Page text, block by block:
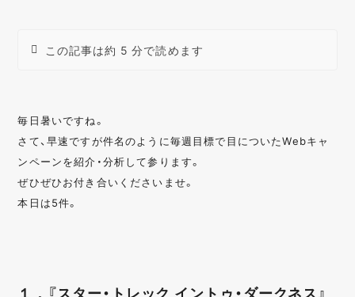
この記事は約 5 分で読めます
毎日暑いですね。
さて、早速ですが件名のように毎週目標で目についたWebキャ
ンペーンを紹介・分析して参ります。
ぜひぜひお付き合いくださいませ。
本日は5件。
１．『スター・トレック イントゥ・ダークネス』